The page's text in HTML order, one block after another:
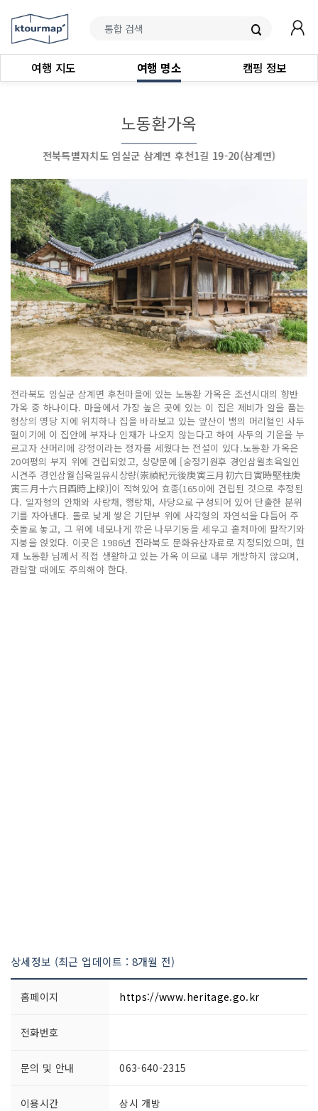
여행 지도 여행 명소 캠핑 정보
노동환가옥
전북특별자치도 임실군 삼계면 후천1길 19-20(삼계면)
전라북도 임실군 삼계면 후천마을에 있는 노동환 가옥은 조선시대의 향반
가옥 중 하나이다. 마을에서 가장 높은 곳에 있는 이 집은 제비가 알을 품는
형상의 명당 지에 위치하나 집을 바라보고 있는 앞산이 뱀의 머리혈인 사두
혈이기에 이 집안에 부자나 인재가 나오지 않는다고 하여 사두의 기운을 누
르고자 산머리에 강정이라는 정자를 세웠다는 전설이 있다.노동환 가옥은
20여평의 부지 위에 건립되었고, 상량문에 [숭정기원후 경인삼월초육일인
시견주 경인삼월십육일유시상량(崇禎紀元後庚寅三月初六日寅時堅柱庚
寅三月十六日酉時上樑)]이 적혀있어 효종(1650)에 건립된 것으로 추정된
다. 일자형의 안채와 사랑채, 행랑채, 사당으로 구성되어 있어 단출한 분위
기를 자아낸다. 돌로 낮게 쌓은 기단부 위에 사각형의 자연석을 다듬어 주
춧돌로 놓고, 그 위에 네모나게 깎은 나무기둥을 세우고 홑처마에 팔작기와
지붕을 얹었다. 이곳은 1986년 전라북도 문화유산자료로 지정되었으며, 현
재 노동환 님께서 직접 생활하고 있는 가옥 이므로 내부 개방하지 않으며,
관람할 때에도 주의해야 한다.
상세정보 (최근 업데이트 : 8개월 전)
홈페이지 https://www.heritage.go.kr
전화번호
문의 및 안내 063-640-2315
이용시간 상시 개방